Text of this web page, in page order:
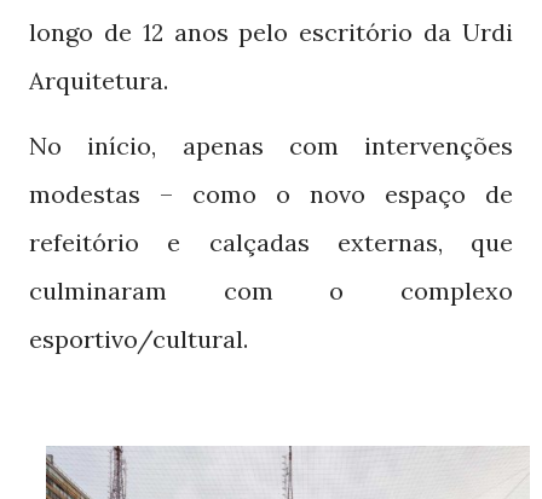
longo de 12 anos pelo escritório da Urdi
Arquitetura.
No início, apenas com intervenções
modestas – como o novo espaço de
refeitório e calçadas externas, que
culminaram com o complexo
esportivo/cultural.